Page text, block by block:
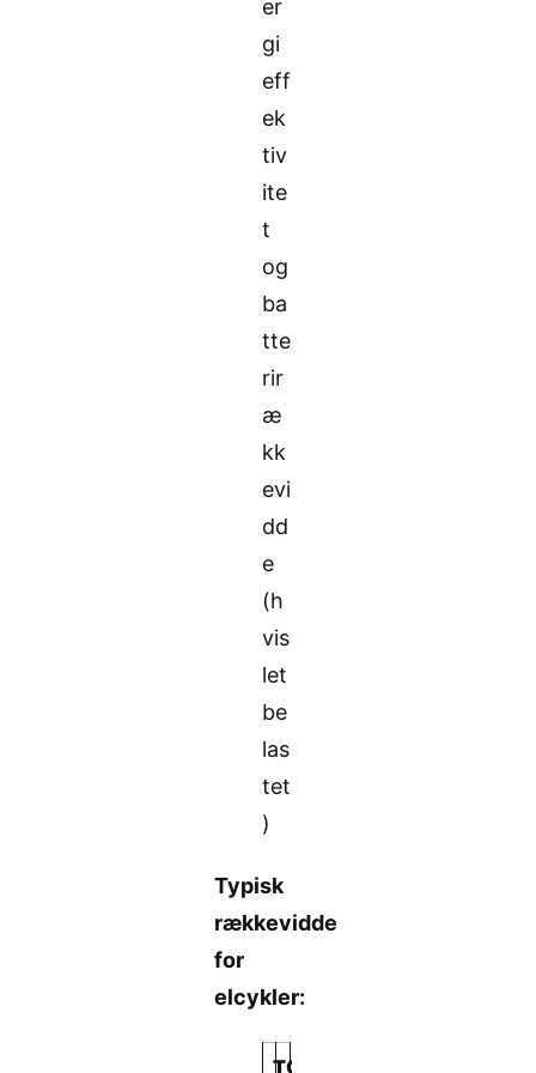
er
gi
eff
ek
tiv
ite
t
og
ba
tte
rir
æ
kk
evi
dd
e
(h
vis
let
be
las
tet
)
Typisk
rækkevidde
for
elcykler:
TO